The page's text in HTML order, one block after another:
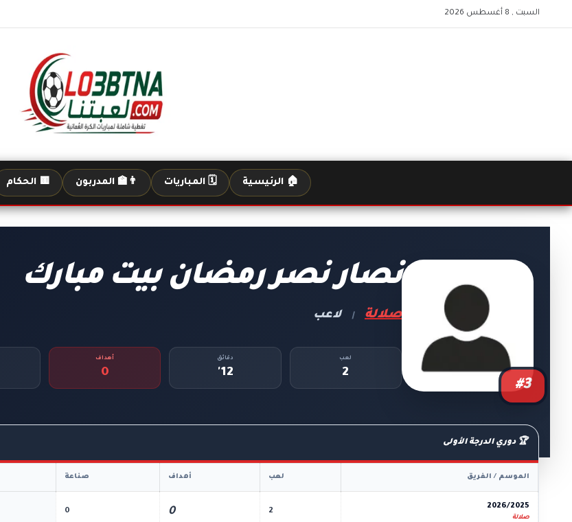
السبت , 8 أغسطس 2026
🏠 الرئيسية 🗓️ المباريات 👨‍🏫 المدربون 🟨 الحكام
#3
نصار نصر رمضان بيت مبارك
صلالة | لاعب
لعب
2
دقائق
12'
أهداف
0
🏆 دوري الدرجة الأولى
الموسم / الفريق لعب أهداف صناعة
2026/2025
صلالة
2
0
0